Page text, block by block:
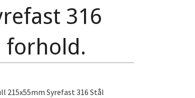
316
forhold.
215x55mm Syrefast 316 Stål